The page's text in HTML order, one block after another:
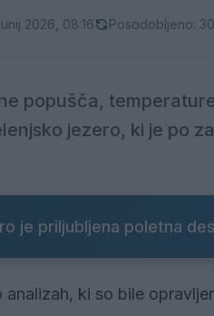
2026, 08:16 Posodobljeno:
popušča,
jezero, ki je po
je priljubljena poletna
ki so bile